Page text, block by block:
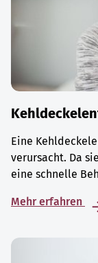
Eine
verursacht. Da
eine schnelle
Mehr erfahren